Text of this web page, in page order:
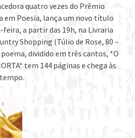
quatro vezes do Prêmio
em Poesia, lança um novo título
a partir das 19h, na Livraria
Shopping (Túlio de Rose, 80 –
poema, dividido em três cantos, *O
tem 144 páginas e chega às